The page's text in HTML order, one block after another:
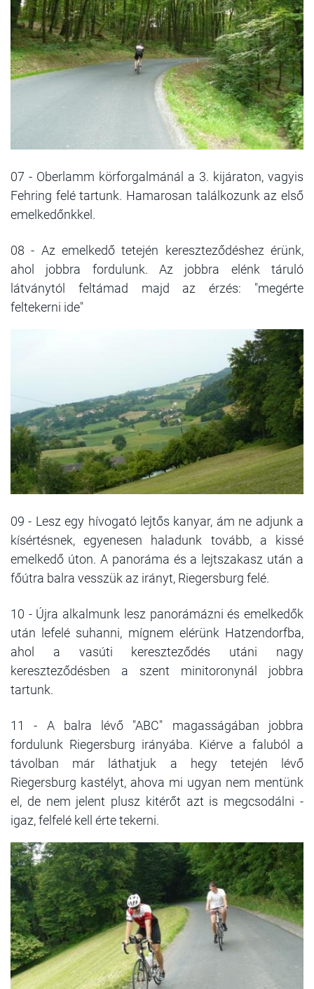
07 - Oberlamm körforgalmánál a 3. kijáraton, vagyis
Fehring felé tartunk. Hamarosan találkozunk az első
emelkedőnkkel.
08 - Az emelkedő tetején kereszteződéshez érünk,
ahol jobbra fordulunk. Az jobbra elénk táruló
látványtól feltámad majd az érzés: "megérte
feltekerni ide"
09 - Lesz egy hívogató lejtős kanyar, ám ne adjunk a
kísértésnek, egyenesen haladunk tovább, a kissé
emelkedő úton. A panoráma és a lejtszakasz után a
főútra balra vesszük az irányt, Riegersburg felé.
10 - Újra alkalmunk lesz panorámázni és emelkedők
után lefelé suhanni, mígnem elérünk Hatzendorfba,
ahol a vasúti kereszteződés utáni nagy
kereszteződésben a szent minitoronynál jobbra
tartunk.
11 - A balra lévő "ABC" magasságában jobbra
fordulunk Riegersburg irányába. Kiérve a faluból a
távolban már láthatjuk a hegy tetején lévő
Riegersburg kastélyt, ahova mi ugyan nem mentünk
el, de nem jelent plusz kitérőt azt is megcsodálni -
igaz, felfelé kell érte tekerni.